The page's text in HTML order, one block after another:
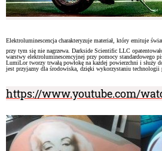
Elektroluminescencja charakteryzuje materiał, który emituje
przy tym się nie nagrzewa. Darkside Scientific LLC
warstwy elektroluminescencyjnej przy pomocy standardowego
LumiLor tworzy trwałą powłokę na każdej powierzchni i służy
jest przyjazny dla środowiska, dzięki wykorzystaniu technologii
https://www.youtube.com/